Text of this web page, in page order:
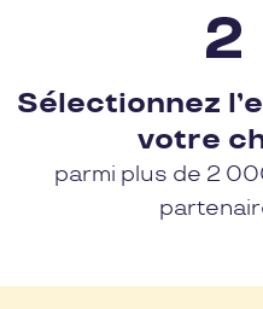
Sélectionnez
votre
parmi plus de 2